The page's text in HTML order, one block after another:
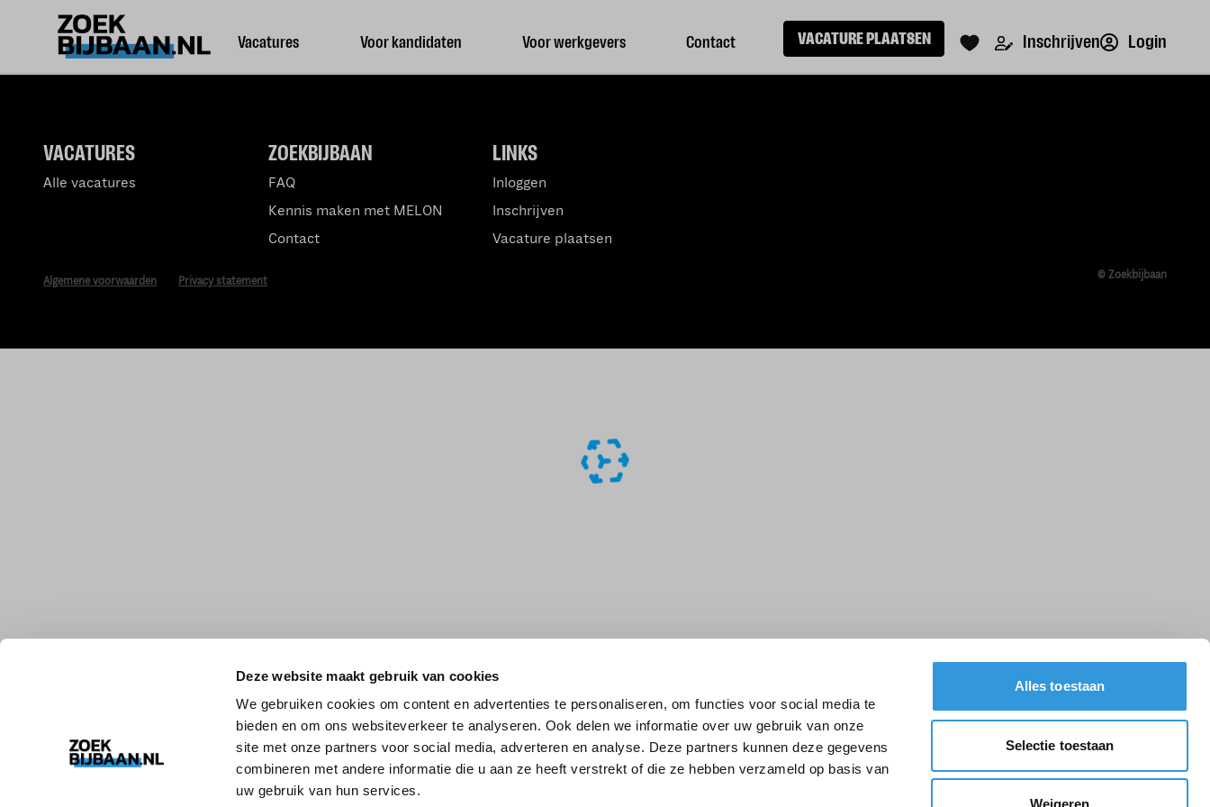
Deze website maakt gebruik van cookies
We gebruiken cookies om content en advertenties te personaliseren, om functies voor social media te
bieden en om ons websiteverkeer te analyseren. Ook delen we informatie over uw gebruik van onze
site met onze partners voor social media, adverteren en analyse. Deze partners kunnen deze gegevens
combineren met andere informatie die u aan ze heeft verstrekt of die ze hebben verzameld op basis van
uw gebruik van hun services.
Alles toestaan
Selectie toestaan
Weigeren
Vacatures Voor kandidaten Voor werkgevers Contact VACATURE PLAATSEN Inschrijven Login
LINKS
Inloggen
Inschrijven
Vacature plaatsen
ZOEKBIJBAAN
FAQ
Kennis maken met MELON
Contact
VACATURES
Alle vacatures
Algemene voorwaarden Privacy statement © Zoekbijbaan